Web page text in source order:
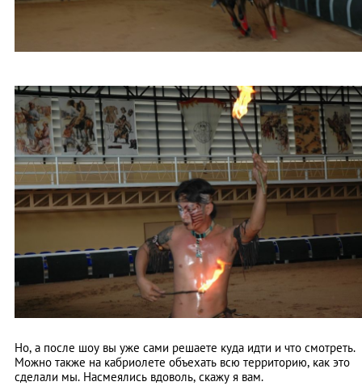
Но, а после шоу вы уже сами решаете куда идти и что смотреть.
Можно также на кабриолете объехать всю территорию, как это
сделали мы. Насмеялись вдоволь, скажу я вам.